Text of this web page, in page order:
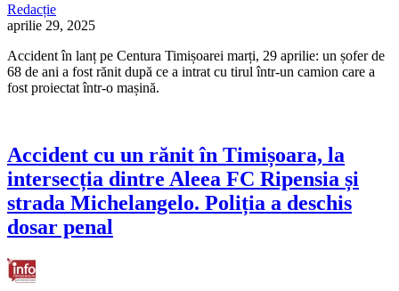
Redacție
aprilie 29, 2025
Accident în lanț pe Centura Timișoarei marți, 29 aprilie: un șofer de
68 de ani a fost rănit după ce a intrat cu tirul într-un camion care a
fost proiectat într-o mașină.
Accident cu un rănit în Timișoara, la
intersecția dintre Aleea FC Ripensia și
strada Michelangelo. Poliția a deschis
dosar penal